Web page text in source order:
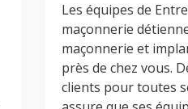
Les équipes de
maçonnerie
maçonnerie et
près de chez vous.
clients pour toutes